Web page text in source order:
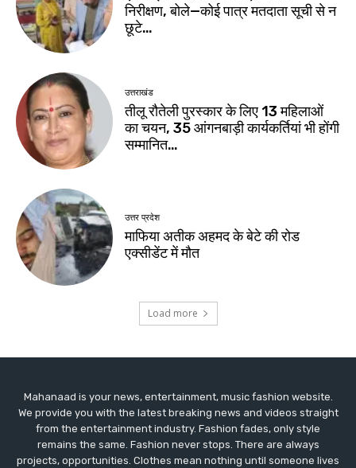
Mahanaad is your news, entertainment, music fashion website.
We provide you with the latest breaking news and videos straight
from the entertainment industry. Fashion fades, only style
remains the same. Fashion never stops. There are always
projects, opportunities. Clothes mean nothing until someone lives